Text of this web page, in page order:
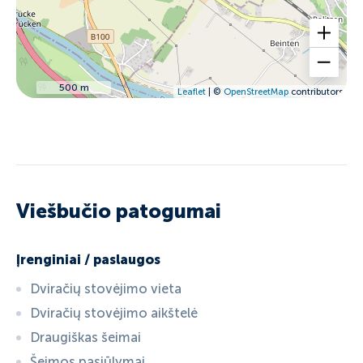
500 m Leaflet| © OpenStreetMapcontributors
Viešbučio patogumai
Įrenginiai / paslaugos
Dviračių stovėjimo vieta
Dviračių stovėjimo aikštelė
Draugiškas šeimai